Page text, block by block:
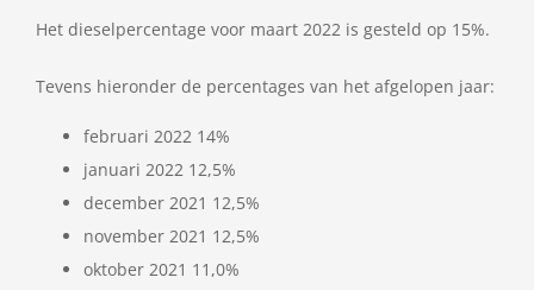
Het dieselpercentage voor maart 2022 is gesteld op 15%.
Tevens hieronder de percentages van het afgelopen jaar:
februari 2022 14%
januari 2022 12,5%
december 2021 12,5%
november 2021 12,5%
oktober 2021 11,0%